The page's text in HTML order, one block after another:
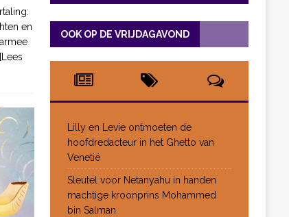
en
OOK OP DE VRIJDAGAVOND
Lilly en Levie ontmoeten de
hoofdredacteur in het Ghetto van
Venetië
Sleutel voor Netanyahu in handen
machtige kroonprins Mohammed
bin Salman